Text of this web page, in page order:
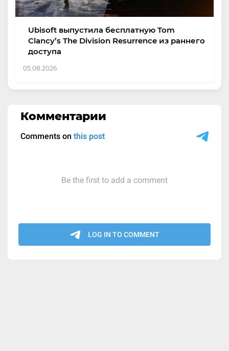
Ubisoft выпустила бесплатную Tom
Clancy’s The Division Resurrence из раннего
доступа
05.08.2026
Комментарии